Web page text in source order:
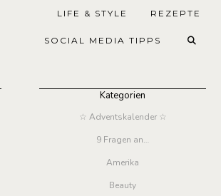
LIFE & STYLE REZEPTE
SOCIAL MEDIA TIPPS
Kategorien
☆ Adventskalender ☆
9 Fragen an…
Amerika
Beauty